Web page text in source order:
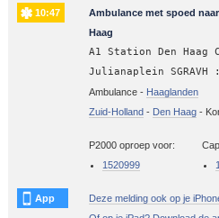
10:47
Ambulance met spoed
Haag
A1 Station Den Haag
Julianaplein SGRAVH
Ambulance - Haaglanden
Zuid-Holland- Den Haag-
P2000 oproep voor:
1520999
App
Deze melding ook op je